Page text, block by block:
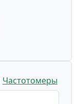
Частотомеры